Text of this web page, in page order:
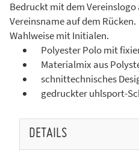
Bedruckt mit dem Vereinslogo
Vereinsname auf dem Rücken.
Wahlweise mit Initialen.
Polyester Polo mit
Materialmix aus
schnittechnisches
gedruckter uhlsport-
DETAILS